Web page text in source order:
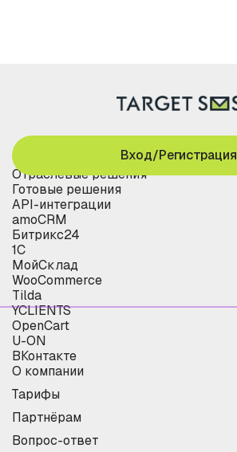
Отраслевые решения
Готовые решения
API-интеграции
amoCRM
Битрикс24
1С
МойСклад
WooCommerce
Tilda
YCLIENTS
OpenCart
U-ON
ВКонтакте
О компании
Тарифы
Партнёрам
Вопрос-ответ
Вход/Регистрация